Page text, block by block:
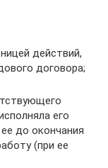
действий,
договора;
его
до окончания
(при ее